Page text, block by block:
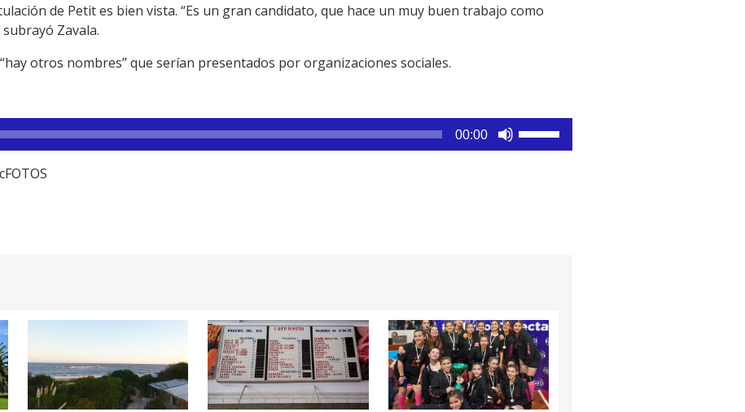
de Petit es bien vista. “Es un gran candidato, que hace un muy buen trabajo como
Zavala.
otros nombres” que serían presentados por organizaciones sociales.
00:00
el
volumen.